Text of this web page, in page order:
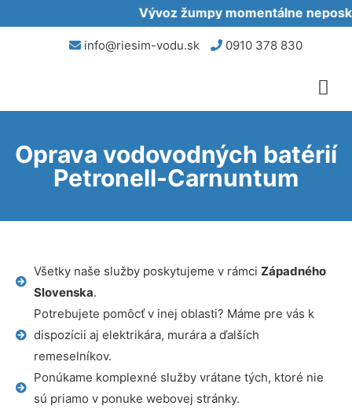
Vývoz žumpy momentálne
info@riesim-vodu.sk 0910 378 830
Oprava vodovodných batérií
Petronell-Carnuntum
Všetky naše služby poskytujeme v rámci Západného
Slovenska.
Potrebujete pomôcť v inej oblasti? Máme pre vás k
dispozícii aj elektrikára, murára a ďalších
remeselníkov.
Ponúkame komplexné služby vrátane tých, ktoré nie
sú priamo v ponuke webovej stránky.